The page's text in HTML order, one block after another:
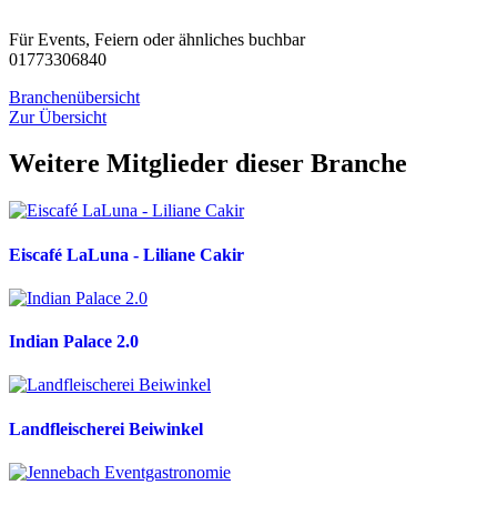
Für Events, Feiern oder ähnliches buchbar
01773306840
Branchenübersicht
Zur Übersicht
Weitere Mitglieder dieser Branche
Eiscafé LaLuna - Liliane Cakir
Indian Palace 2.0
Landfleischerei Beiwinkel